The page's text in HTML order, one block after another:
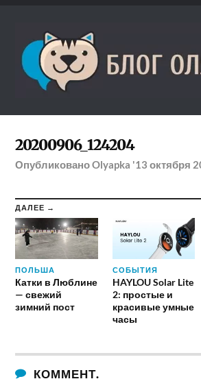
20200906_124204
ОпубликованоOlyapka '13 октября
ДАЛЕЕ →
ПОЛЬША
Катки в Люблине
— свежий
зимний пост
СОБЫТИЯ
HAYLOU Solar Lite
2: простые и
красивые умные
часы
КОММЕНТ.